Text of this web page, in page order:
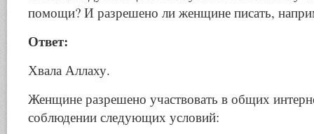
помощи? И разрешено ли женщине писать,
Ответ:
Хвала Аллаху.
Женщине разрешено участвовать в общих
соблюдении следующих условий: